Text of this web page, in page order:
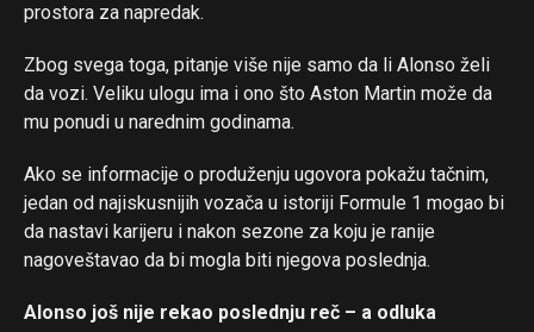
prostora za napredak.
Zbog svega toga, pitanje više nije samo da li Alonso želi
da vozi. Veliku ulogu ima i ono što Aston Martin može da
mu ponudi u narednim godinama.
Ako se informacije o produženju ugovora pokažu tačnim,
jedan od najiskusnijih vozača u istoriji Formule 1 mogao bi
da nastavi karijeru i nakon sezone za koju je ranije
nagoveštavao da bi mogla biti njegova poslednja.
Alonso još nije rekao poslednju reč – a odluka